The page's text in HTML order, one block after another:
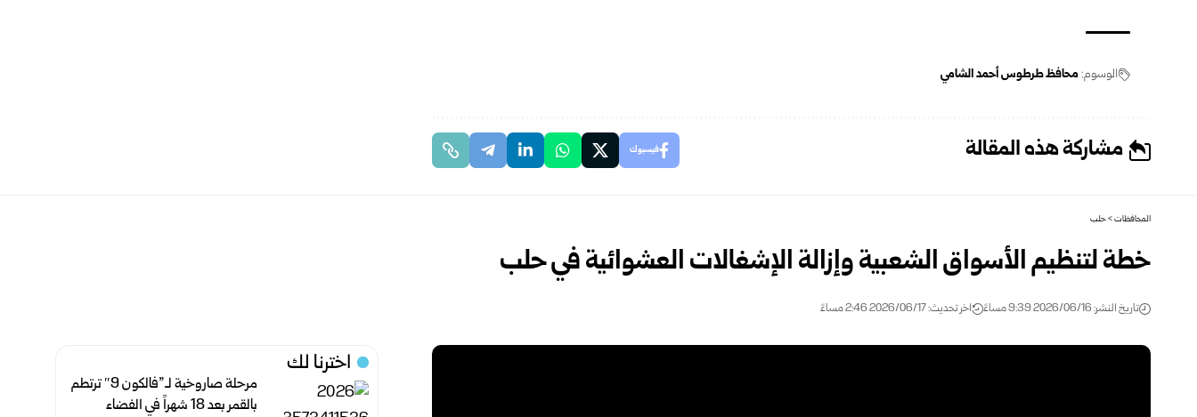
الوسوم: محافظ طرطوس أحمد الشامي
مشاركة هذه المقالة فيسبوك
المحافظات>حلب
خطة لتنظيم الأسواق الشعبية وإزالة الإشغالات العشوائية في حلب
تاريخ النشر: 2026/06/16 9:39 مساءً اخر تحديث: 2026/06/17 2:46 مساءً
اخترنا لك
مرحلة صاروخية لـ”فالكون 9″ ترتطم
بالقمر بعد 18 شهراً في الفضاء